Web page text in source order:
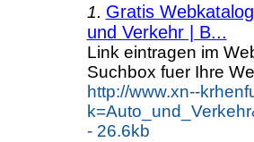
1. Gratis
und Verkehr | B...
Link eintragen im
Suchbox fuer Ihre
http://www.xn--
- 26.6kb